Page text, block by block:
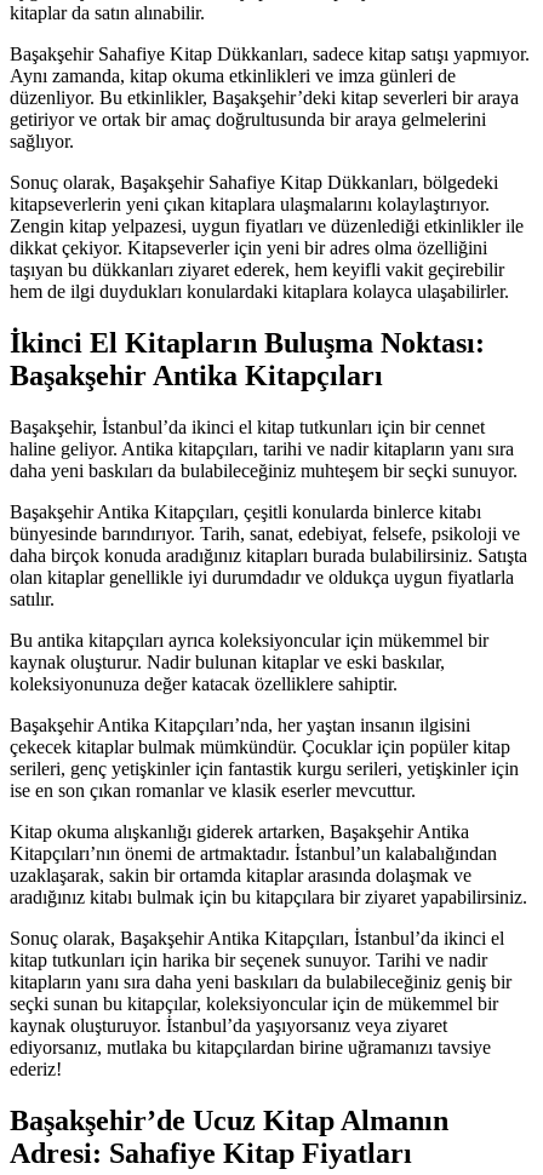
kitaplar da satın alınabilir.
Başakşehir Sahafiye Kitap Dükkanları, sadece kitap satışı yapmıyor.
Aynı zamanda, kitap okuma etkinlikleri ve imza günleri de
düzenliyor. Bu etkinlikler, Başakşehir’deki kitap severleri bir araya
getiriyor ve ortak bir amaç doğrultusunda bir araya gelmelerini
sağlıyor.
Sonuç olarak, Başakşehir Sahafiye Kitap Dükkanları, bölgedeki
kitapseverlerin yeni çıkan kitaplara ulaşmalarını kolaylaştırıyor.
Zengin kitap yelpazesi, uygun fiyatları ve düzenlediği etkinlikler ile
dikkat çekiyor. Kitapseverler için yeni bir adres olma özelliğini
taşıyan bu dükkanları ziyaret ederek, hem keyifli vakit geçirebilir
hem de ilgi duydukları konulardaki kitaplara kolayca ulaşabilirler.
İkinci El Kitapların Buluşma Noktası:
Başakşehir Antika Kitapçıları
Başakşehir, İstanbul’da ikinci el kitap tutkunları için bir cennet
haline geliyor. Antika kitapçıları, tarihi ve nadir kitapların yanı sıra
daha yeni baskıları da bulabileceğiniz muhteşem bir seçki sunuyor.
Başakşehir Antika Kitapçıları, çeşitli konularda binlerce kitabı
bünyesinde barındırıyor. Tarih, sanat, edebiyat, felsefe, psikoloji ve
daha birçok konuda aradığınız kitapları burada bulabilirsiniz. Satışta
olan kitaplar genellikle iyi durumdadır ve oldukça uygun fiyatlarla
satılır.
Bu antika kitapçıları ayrıca koleksiyoncular için mükemmel bir
kaynak oluşturur. Nadir bulunan kitaplar ve eski baskılar,
koleksiyonunuza değer katacak özelliklere sahiptir.
Başakşehir Antika Kitapçıları’nda, her yaştan insanın ilgisini
çekecek kitaplar bulmak mümkündür. Çocuklar için popüler kitap
serileri, genç yetişkinler için fantastik kurgu serileri, yetişkinler için
ise en son çıkan romanlar ve klasik eserler mevcuttur.
Kitap okuma alışkanlığı giderek artarken, Başakşehir Antika
Kitapçıları’nın önemi de artmaktadır. İstanbul’un kalabalığından
uzaklaşarak, sakin bir ortamda kitaplar arasında dolaşmak ve
aradığınız kitabı bulmak için bu kitapçılara bir ziyaret yapabilirsiniz.
Sonuç olarak, Başakşehir Antika Kitapçıları, İstanbul’da ikinci el
kitap tutkunları için harika bir seçenek sunuyor. Tarihi ve nadir
kitapların yanı sıra daha yeni baskıları da bulabileceğiniz geniş bir
seçki sunan bu kitapçılar, koleksiyoncular için de mükemmel bir
kaynak oluşturuyor. İstanbul’da yaşıyorsanız veya ziyaret
ediyorsanız, mutlaka bu kitapçılardan birine uğramanızı tavsiye
ederiz!
Başakşehir’de Ucuz Kitap Almanın
Adresi: Sahafiye Kitap Fiyatları